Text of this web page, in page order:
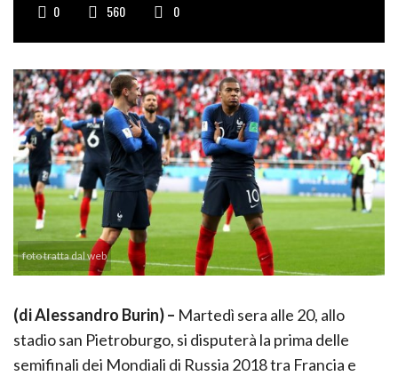
0 560 0
foto tratta dal web
(di Alessandro Burin) – Martedì sera alle 20, allo
stadio san Pietroburgo, si disputerà la prima delle
semifinali dei Mondiali di Russia 2018 tra Francia e